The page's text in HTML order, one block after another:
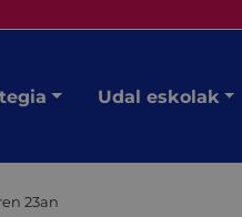
Udal eskolak
23an